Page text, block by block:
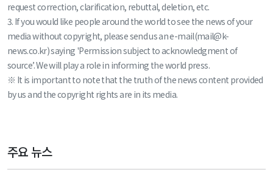
request correction, clarification, rebuttal, deletion, etc.
3. If you would like people around the world to see the news of your
media without copyright, please send us an e-mail(mail@k-
news.co.kr) saying 'Permission subject to acknowledgment of
source’. We will play a role in informing the world press.
※ It is important to note that the truth of the news content provided
by us and the copyright rights are in its media.
주요 뉴스